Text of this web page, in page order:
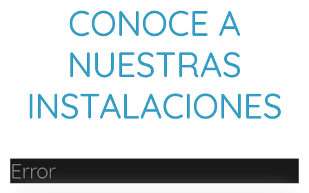
CONOCE A
NUESTRAS
INSTALACIONES
Error